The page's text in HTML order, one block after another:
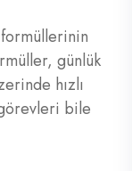
formüllerinin
günlük
hızlı
bile